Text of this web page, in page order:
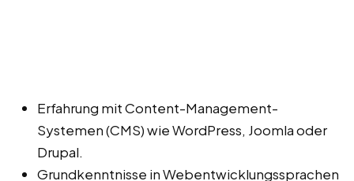
Erfahrung mit Content-Management-
Systemen (CMS) wie WordPress, Joomla oder
Drupal.
Grundkenntnisse in Webentwicklungssprachen